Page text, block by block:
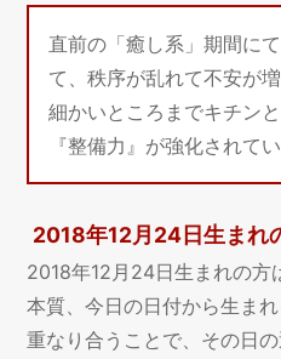
直前の「癒し系」期間に
て、秩序が乱れて不安が
細かいところまでキチン
『整備力』が強化されてい
2018年12月24日生まれ
2018年12月24日生まれの方
本質、今日の日付から生ま
重なり合うことで、その日